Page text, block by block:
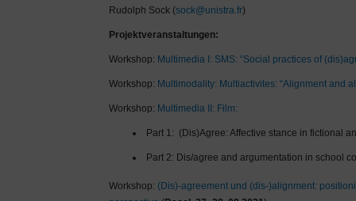
Rudolph Sock (sock@unistra.fr)
Projektveranstaltungen:
Workshop: Multimedia I: SMS: “Social practices of
Workshop: Multimodality: Multiactivites: “Alignment and
Workshop: Multimedia II: Film:
Part 1: (Dis)Agree: Affective stance in fictional
Part 2: Dis/agree and argumentation in school
Workshop: (Dis)-agreement und (dis-)alignment: